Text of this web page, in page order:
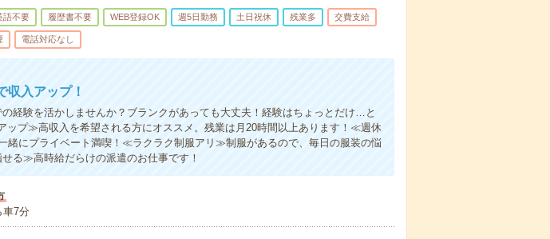
語不要 履歴書不要 WEB登録OK 週5日勤務 土日祝休 残業多 交費支給
電話対応なし
収入アップ！
経験を活かしませんか？ブランクがあっても大丈夫！経験はちょっとだけ…と
ップ≫高収入を希望される方にオススメ。残業は月20時間以上あります！≪週休
緒にプライベート満喫！≪ラクラク制服アリ≫制服があるので、毎日の服装の悩
る≫高時給だらけの派遣のお仕事です！
車7分